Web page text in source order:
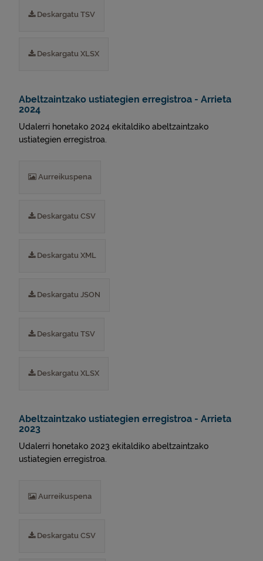
Deskargatu TSV
Deskargatu XLSX
Abeltzaintzako ustiategien erregistroa - Arrieta
2024
Udalerri honetako 2024 ekitaldiko abeltzaintzako
ustiategien erregistroa.
Aurreikuspena
Deskargatu CSV
Deskargatu XML
Deskargatu JSON
Deskargatu TSV
Deskargatu XLSX
Abeltzaintzako ustiategien erregistroa - Arrieta
2023
Udalerri honetako 2023 ekitaldiko abeltzaintzako
ustiategien erregistroa.
Aurreikuspena
Deskargatu CSV